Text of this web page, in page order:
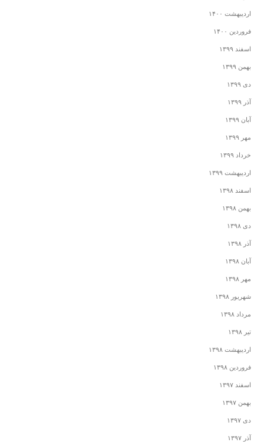
اردیبهشت ۱۴۰۰
فروردین ۱۴۰۰
اسفند ۱۳۹۹
بهمن ۱۳۹۹
دی ۱۳۹۹
آذر ۱۳۹۹
آبان ۱۳۹۹
مهر ۱۳۹۹
خرداد ۱۳۹۹
اردیبهشت ۱۳۹۹
اسفند ۱۳۹۸
بهمن ۱۳۹۸
دی ۱۳۹۸
آذر ۱۳۹۸
آبان ۱۳۹۸
مهر ۱۳۹۸
شهریور ۱۳۹۸
مرداد ۱۳۹۸
تیر ۱۳۹۸
اردیبهشت ۱۳۹۸
فروردین ۱۳۹۸
اسفند ۱۳۹۷
بهمن ۱۳۹۷
دی ۱۳۹۷
آذر ۱۳۹۷